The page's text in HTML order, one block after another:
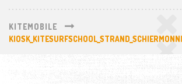
KITEMOBILE